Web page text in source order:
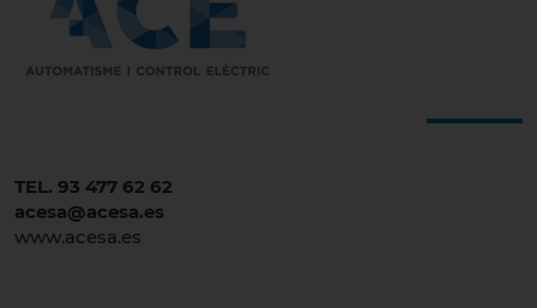
TEL. 93 477 62 62
acesa@acesa.es
www.acesa.es